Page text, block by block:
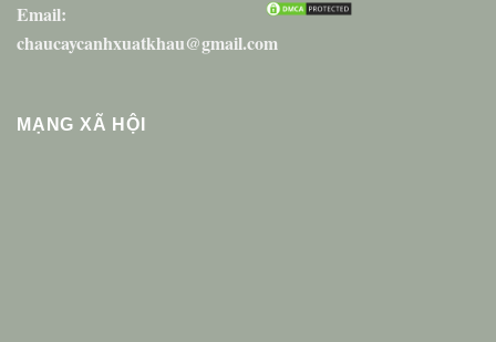
Email:
chaucaycanhxuatkhau@gmail.com
MẠNG XÃ HỘI